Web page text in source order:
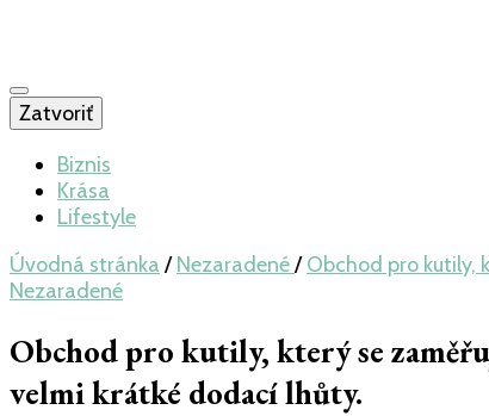
Zatvoriť
Biznis
Krása
Lifestyle
Úvodná stránka / Nezaradené/ Obchod pro kutily,
Nezaradené
Obchod pro kutily, který se
velmi krátké dodací lhůty.